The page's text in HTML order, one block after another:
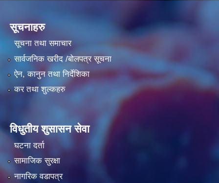
सूचनाहरु
सूचना तथा समाचार
सार्वजनिक खरीद /बोलपत्र सूचना
ऐन, कानुन तथा निर्देशिका
कर तथा शुल्कहरु
विधुतीय शुसासन सेवा
घटना दर्ता
सामाजिक सुरक्षा
नागरिक वडापत्र